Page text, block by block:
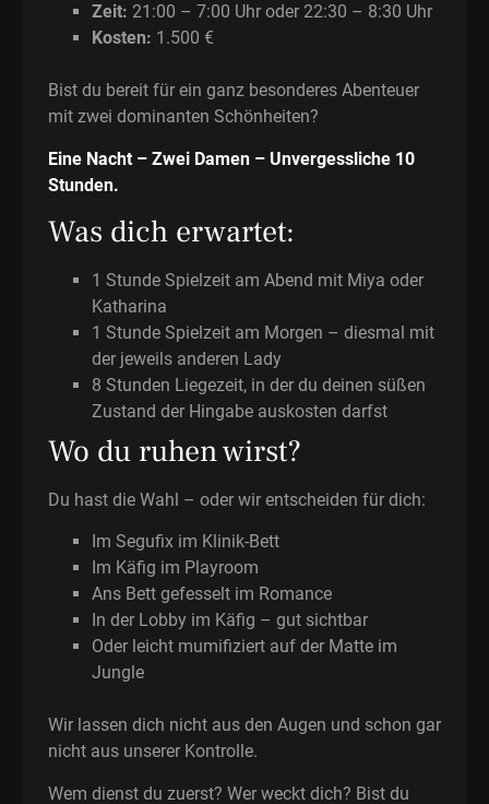
Zeit: 21:00 – 7:00 Uhr oder 22:30 – 8:30 Uhr
Kosten: 1.500 €
Bist du bereit für ein ganz besonderes Abenteuer
mit zwei dominanten Schönheiten?
Eine Nacht – Zwei Damen – Unvergessliche 10
Stunden.
Was dich erwartet:
1 Stunde Spielzeit am Abend mit Miya oder
Katharina
1 Stunde Spielzeit am Morgen – diesmal mit
der jeweils anderen Lady
8 Stunden Liegezeit, in der du deinen süßen
Zustand der Hingabe auskosten darfst
Wo du ruhen wirst?
Du hast die Wahl – oder wir entscheiden für dich:
Im Segufix im Klinik-Bett
Im Käfig im Playroom
Ans Bett gefesselt im Romance
In der Lobby im Käfig – gut sichtbar
Oder leicht mumifiziert auf der Matte im
Jungle
Wir lassen dich nicht aus den Augen und schon gar
nicht aus unserer Kontrolle.
Wem dienst du zuerst? Wer weckt dich? Bist du